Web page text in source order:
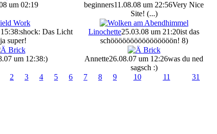
um 02:19 beginners11.08.08 um 22:56Very Nice
Site! (...)
:shock: Das Licht
super!
Linochette25.03.08 um 21:20ist das
schöööööööööööööööön! 8)
um 12:38:) Annette26.08.07 um 12:26was du ned
sagsch :)
2 3 4 5 6 7 8 9 10 11 31